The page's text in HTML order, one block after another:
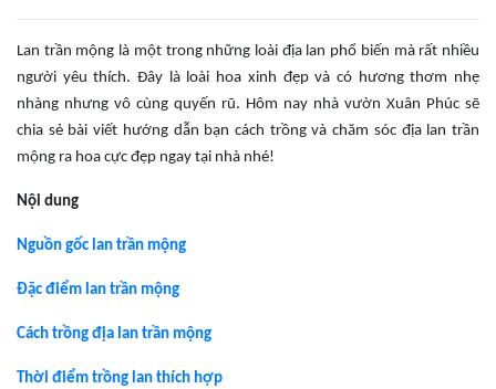
Lan trần mộng là một trong những loài địa lan phổ biến mà rất nhiều
người yêu thích. Đây là loài hoa xinh đẹp và có hương thơm nhẹ
nhàng nhưng vô cùng quyến rũ. Hôm nay nhà vườn Xuân Phúc sẽ
chia sẻ bài viết hướng dẫn bạn cách trồng và chăm sóc địa lan trần
mộng ra hoa cực đẹp ngay tại nhà nhé!
Nội dung
Nguồn gốc lan trần mộng
Đặc điểm lan trần mộng
Cách trồng địa lan trần mộng
Thời điểm trồng lan thích hợp